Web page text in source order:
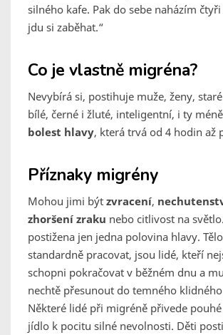
silného kafe. Pak do sebe naházím
jdu si zaběhat.“
Co je vlastně migréna?
Nevybírá si, postihuje muže, ženy,
bílé, černé i žluté, inteligentní, i ty
bolest hlavy, která trvá od 4 hodin až
Příznaky migrény
Mohou jimi být zvracení,
zhoršení zraku nebo citlivost na
postižena jen jedna polovina hlavy.
standardně pracovat, jsou lidé, kteří
schopni pokračovat v běžném dnu a
nechtě přesunout do temného
Některé lidé při migréně přivede
jídlo k pocitu silné nevolnosti. Děti